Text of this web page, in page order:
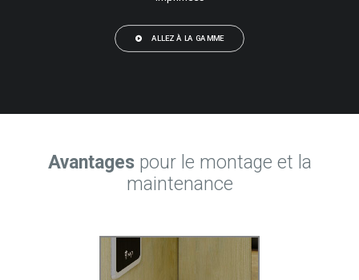
ALLEZ À LA GAMME
Avantages pour le montage et la
maintenance